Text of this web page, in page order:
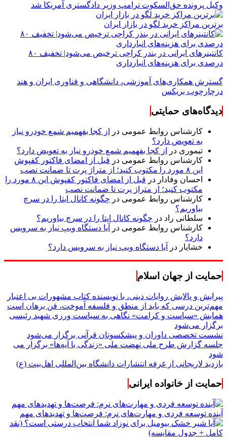
وکیل پرونده حق‌السکوت ترامپ وزیر دادگستری آمریکا شد
برترین مراکز خرید لگو در بازار ایران
کانتینرهای ایرانی در بندر کراچی ترخیص می‌شود| تخفیف ۸۰
درصدی برای هزینه‌های انبارداری
گسترش همکاری‌های آموزشی، دانشگاهی و فناوری ایران و هند
درچارچوب بریکس
دیدگاه‌های حمایتی
کارشناس روابط عمومی در
از کجا بفهمیم شمع خودرو نیاز
به تعویض دارد؟
تیموری در
از کجا بفهمیم شمع خودرو نیاز به تعویض دارد؟
کارشناس روابط عمومی در قبل از امضای فاکتور کفپوش
این ۸ مورد را مکتوب کنید؛ از متراژ پرت تا ضمانت نصب
احسان وفادار در
قبل از امضای فاکتور کفپوش این ۸ مورد را
مکتوب کنید؛ از متراژ پرت تا ضمانت نصب
کارشناس روابط عمومی در چگونه کانال ایتا را در سرچ
بیاوریم؟
سلطانی راد در چگونه کانال ایتا را در سرچ بیاوریم؟
کارشناس روابط عمومی در
آیا دستگاه ویپ نیاز به سرویس
دارد؟
خشایار در آیا دستگاه ویپ نیاز به سرویس دارد؟
حمایت از جهان اسلام
پیرایش و پالایش روایات دینی، با نویسنده کتاب مشهورات بی اعتبار
مهم‌ترین درسی که باید از منطق و فلسفه آموخت، فن برهان است
همایش «سیاست و کرامت» نگاهی به سیاست ورزی شهید رئیسی
برگزار می‌شود
نشست تخصصی داوران و پیشکسوتان قرآنی برگزار می‌شود
جلسه گزارش طرح ملی نهضت ملی «زندگی با آیه‌ها» برگزار می
شود
بازدید لاریجانی از غرفه انتشارات دانشگاه بین‌المللی اهل‌بیت (ع)
حمایت از خانواده ایرانی
آینده توسعه فردی و مهارت‌های نرم: فرصت‌ها و تهدیدهای مهم